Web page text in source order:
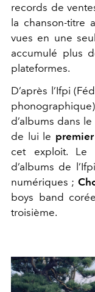
records de
la chanson-titre
vues en une
accumulé plus
plateformes.
D’après l’Ifpi
d’albums dans
de lui le
cet exploit. Le
d’albums de
numériques ;
boys band
troisième.